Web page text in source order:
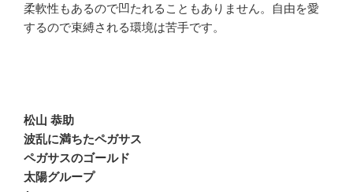
柔軟性もあるので凹たれることもありません。自由を愛
するので束縛される環境は苦手です。
松山 恭助
波乱に満ちたペガサス
ペガサスのゴールド
太陽グループ